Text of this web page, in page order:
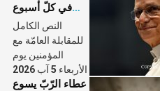
في كلّ أسبوع
وكلّ يوم، هما
النَّفَس في حياة
الكنيسة
النص الكامل
للمقابلة العامّة مع
المؤمنين يوم
الأربعاء 5 آب 2026
عطاء الرّبّ يسوع